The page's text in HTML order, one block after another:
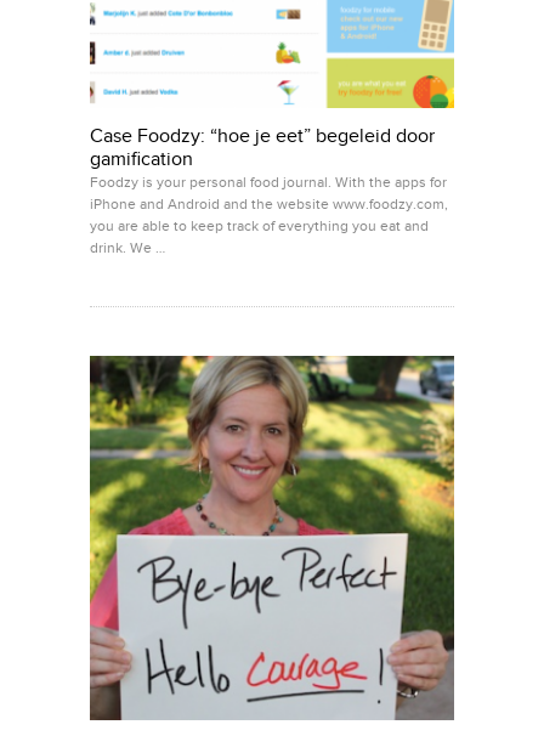
Case Foodzy: “hoe je eet” begeleid door
gamification
Foodzy is your personal food journal. With the apps for
iPhone and Android and the website www.foodzy.com,
you are able to keep track of everything you eat and
drink. We …